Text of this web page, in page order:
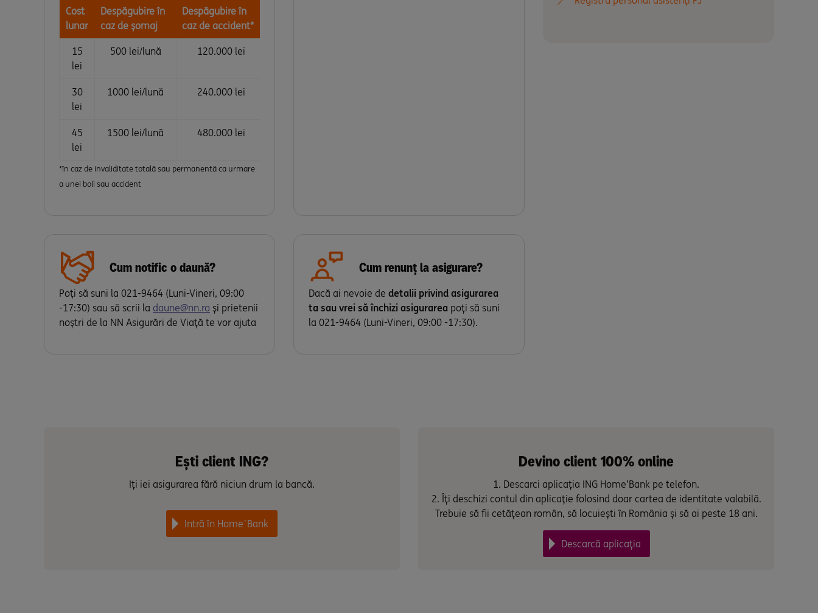
Cost
lunar
Despăgubire în
caz de șomaj
Despăgubire în
caz de accident*
15
lei
500 lei/lună 120.000 lei
30
lei
1000 lei/lună 240.000 lei
45
lei
1500 lei/lună 480.000 lei
*în caz de invaliditate totală sau permanentă ca urmare
a unei boli sau accident
Cum notific o daună?
Poți să suni la 021-9464 (Luni-Vineri, 09:00
-17:30) sau să scrii la daune@nn.ro și prietenii
noștri de la NN Asigurări de Viață te vor ajuta
Cum renunț la asigurare?
Dacă ai nevoie de detalii privind asigurarea
ta sau vrei să închizi asigurarea poți să suni
la 021-9464 (Luni-Vineri, 09:00 -17:30).
Ești client ING?
Iți iei asigurarea fără niciun drum la bancă.
Intră în Home`Bank
Devino client 100% online
Descarci aplicația ING Home’Bank pe telefon.
Îți deschizi contul din aplicație folosind doar cartea de identitate valabilă.
Trebuie să fii cetățean român, să locuiești în România și să ai peste 18 ani.
Descarcă aplicația